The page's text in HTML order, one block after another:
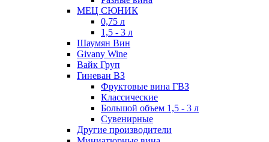
МЕЦ СЮНИК
0,75 л
1,5 - 3 л
Шаумян Вин
Givany Wine
Вайк Груп
Гиневан ВЗ
Фруктовые вина ГВЗ
Классические
Большой объем 1,5 - 3 л
Сувенирные
Другие производители